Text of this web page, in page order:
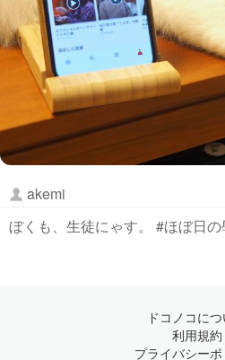
akemi
ぼくも、生徒にゃす。 #ほぼ日の
ドコノコに
利用規約
プライバシー